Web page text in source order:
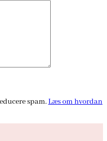
spam.Læs om hvordan